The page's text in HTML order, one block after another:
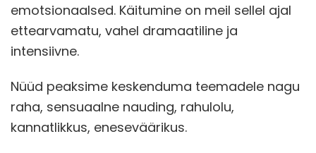
emotsionaalsed. Käitumine on meil sellel ajal
ettearvamatu, vahel dramaatiline ja
intensiivne.
Nüüd peaksime keskenduma teemadele nagu
raha, sensuaalne nauding, rahulolu,
kannatlikkus, eneseväärikus.